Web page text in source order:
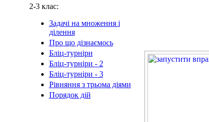
2-3 клас:
Задачі на множення і
ділення
Про що дізнаємось
Бліц-турніри
Бліц-турніри - 2
Бліц-турніри - 3
Рівняння з трьома діями
Порядок дій